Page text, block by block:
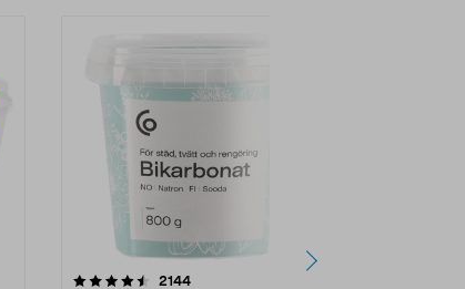
2144anmeldelser
4.0av 5 stjerner